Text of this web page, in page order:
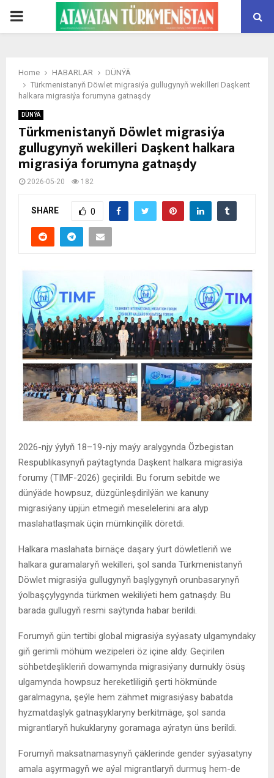
PRIMARY
Home HABARLAR
DÜNÝÄ
Türkmenistanyň Döwlet migrasiýa gullugynyň wekilleri Daşkent
halkara migrasiýa forumyna gatnaşdy
DÜNÝÄ
Türkmenistanyň Döwlet migrasiýa
gullugynyň wekilleri Daşkent halkara
migrasiýa forumyna gatnaşdy
2026-05-20 182
SHARE 0
2026-njy ýylyň 18–19-njy maýy aralygynda Özbegistan
Respublikasynyň paýtagtynda Daşkent halkara migrasiýa
forumy (TIMF-2026) geçirildi. Bu forum sebitde we
dünýäde howpsuz, düzgünleşdirilýän we kanuny
migrasiýany üpjün etmegiň meselelerini ara alyp
maslahatlaşmak üçin mümkinçilik döretdi.
Halkara maslahata birnäçe daşary ýurt döwletleriň we
halkara guramalaryň wekilleri, şol sanda Türkmenistanyň
Döwlet migrasiýa gullugynyň başlygynyň orunbasarynyň
ýolbaşçylygynda türkmen wekiliýeti hem gatnaşdy. Bu
barada gullugyň resmi saýtynda habar berildi.
Forumyň gün tertibi global migrasiýa syýasaty ulgamyndaky
giň gerimli möhüm wezipeleri öz içine aldy. Geçirilen
söhbetdeşlikleriň dowamynda migrasiýany durnukly ösüş
ulgamynda howpsuz hereketliligiň şerti hökmünde
garalmagyna, şeýle hem zähmet migrasiýasy babatda
hyzmatdaşlyk gatnaşyklaryny berkitmäge, şol sanda
migrantlaryň hukuklaryny goramaga aýratyn üns berildi.
Forumyň maksatnamasynyň çäklerinde gender syýasatyny
amala aşyrmagyň we aýal migrantlaryň durmuş hem-de